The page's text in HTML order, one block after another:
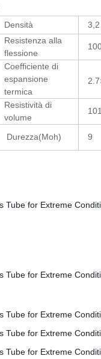
Densità
Resistenza alla
flessione
Coefficiente di
espansione
termica
2.7
Resistività di
volume
Durezza(Moh) 9